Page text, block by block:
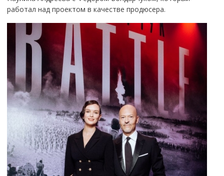
работал над проектом в качестве продюсера.